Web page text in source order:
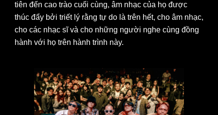
tiên đến cao trào cuối cùng, âm nhạc của họ được
thúc đẩy bởi triết lý rằng tự do là trên hết, cho âm nhạc,
cho các nhạc sĩ và cho những người nghe cùng đồng
hành với họ trên hành trình này.